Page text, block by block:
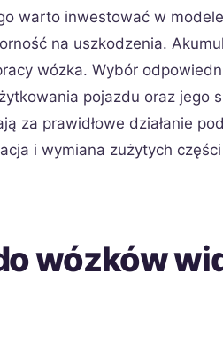
warto inwestować w
na uszkodzenia.
wózka. Wybór
pojazdu oraz jego
za prawidłowe działanie
i wymiana zużytych
wózków